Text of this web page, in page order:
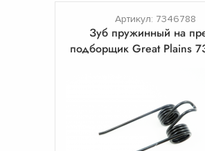
Артикул: 7346788
Зуб пружинный на
подборщик Great Plains